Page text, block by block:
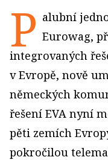
P alubní
Eurowag,
integrovaných
v Evropě, nově
německých
řešení EVA nyní
pěti zemích
pokročilou